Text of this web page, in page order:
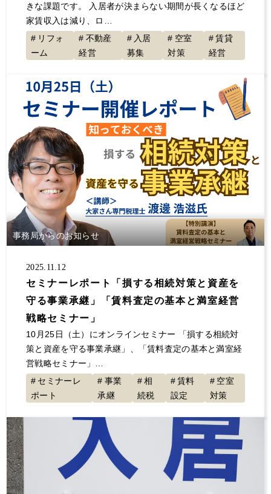
きな課題です。 入居者が決まらない期間が長くなるほど
家賃収入は減り、ロ…
リフォ
ーム
不動産
経営
入居
募集
空室
対策
賃貸
経営
事務局からのお知らせ
2025.11.12
セミナーレポート「損する相続対策と資産を
守る事業承継」「賃料査定の基本と満室経営
戦略セミナー」
10月25日（土）にオンラインセミナー 「損する相続対
策と資産を守る事業承継」、「賃料査定の基本と満室経
営戦略セミナー」…
セミナーレ
ポート
事業
承継
相
続税
賃料
設定
空室
対策